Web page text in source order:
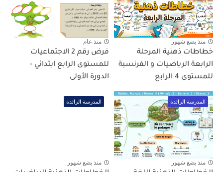
منذ بضع شهور
خطاطات ذهنية المرحلة
الرابعة الرياضيات و الفرنسية
للمستوى 4 الرابع
منذ عام
فرض رقم 2 الاجتماعيات
للمستوى الرابع ابتدائي -
الدورة الأولى
المدرسة الرائدة
منذ بضع شهور
المدرسة الرائدة
منذ بضع شهور